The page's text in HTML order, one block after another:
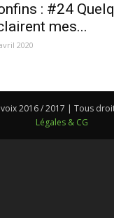
: #24
mes...
2020
2016 / 2017 | Tous
Légales & CG